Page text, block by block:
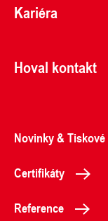
Kariéra
Hoval kontakt
Novinky &
Certifikáty
Reference